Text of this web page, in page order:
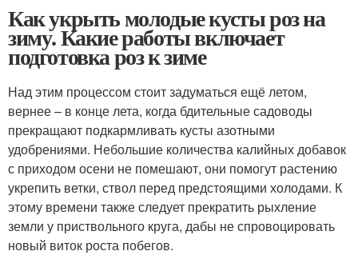
Как укрыть молодые кусты роз на
зиму. Какие работы включает
подготовка роз к зиме
Над этим процессом стоит задуматься ещё летом,
вернее – в конце лета, когда бдительные садоводы
прекращают подкармливать кусты азотными
удобрениями. Небольшие количества калийных добавок
с приходом осени не помешают, они помогут растению
укрепить ветки, ствол перед предстоящими холодами. К
этому времени также следует прекратить рыхление
земли у приствольного круга, дабы не спровоцировать
новый виток роста побегов.